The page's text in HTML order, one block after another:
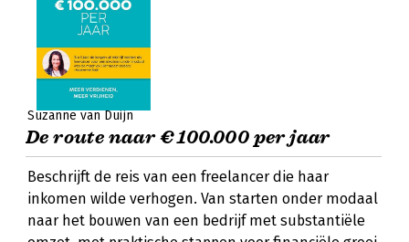
Suzanne van Duijn
De route naar € 100.000 per jaar
Beschrijft de reis van een freelancer die haar
inkomen wilde verhogen. Van starten onder modaal
naar het bouwen van een bedrijf met substantiële